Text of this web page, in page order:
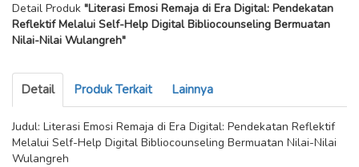
Detail Produk "Literasi Emosi Remaja di Era Digital: Pendekatan
Reflektif Melalui Self-Help Digital Bibliocounseling Bermuatan
Nilai-Nilai Wulangreh"
Detail Produk Terkait Lainnya
Judul: Literasi Emosi Remaja di Era Digital: Pendekatan Reflektif
Melalui Self-Help Digital Bibliocounseling Bermuatan Nilai-Nilai
Wulangreh